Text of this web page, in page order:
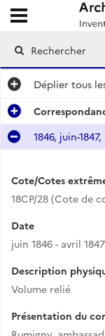
Archives
Ouvrir le menu
Déplier tous
1846, juin-
Cote/Cotes
18CP/28 (Cote de
Date
juin 1846 - avril 1847
Description
Volume relié
Présentation du